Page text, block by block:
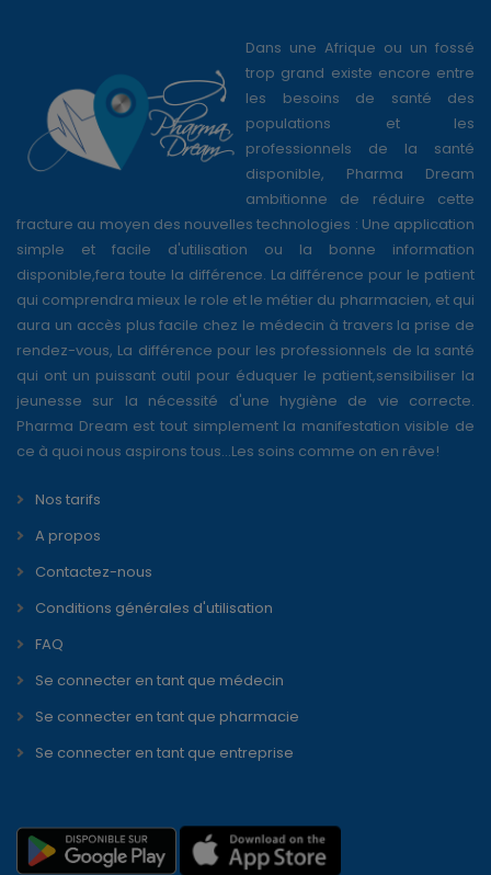
Dans une Afrique ou un fossé
trop grand existe encore entre
les besoins de santé des
populations et les
professionnels de la santé
disponible, Pharma Dream
ambitionne de réduire cette
fracture au moyen des nouvelles technologies : Une application
simple et facile d'utilisation ou la bonne information
disponible,fera toute la différence. La différence pour le patient
qui comprendra mieux le role et le métier du pharmacien, et qui
aura un accès plus facile chez le médecin à travers la prise de
rendez-vous, La différence pour les professionnels de la santé
qui ont un puissant outil pour éduquer le patient,sensibiliser la
jeunesse sur la nécessité d'une hygiène de vie correcte.
Pharma Dream est tout simplement la manifestation visible de
ce à quoi nous aspirons tous...Les soins comme on en rêve!
Nos tarifs
A propos
Contactez-nous
Conditions générales d'utilisation
FAQ
Se connecter en tant que médecin
Se connecter en tant que pharmacie
Se connecter en tant que entreprise